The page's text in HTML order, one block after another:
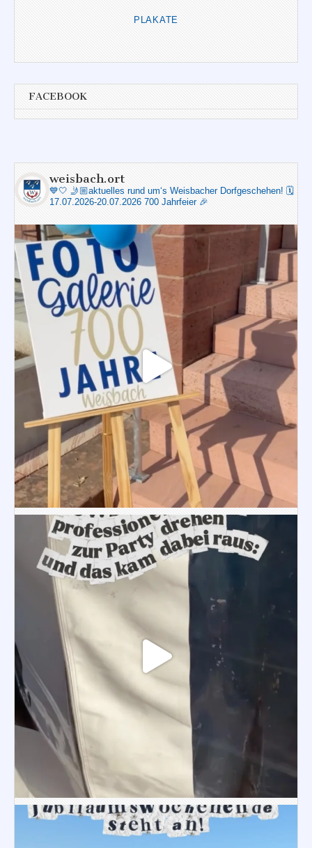
PLAKATE
FACEBOOK
weisbach.ort
💙🤍 🤳🏼aktuelles rund um‘s Weisbacher Dorfgeschehen! 🗓️
17.07.2026-20.07.2026 700 Jahrfeier 🎉